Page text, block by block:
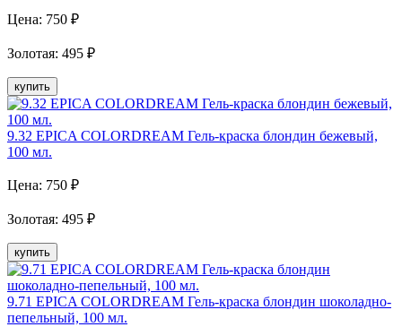
Цена: 750 ₽
Золотая: 495 ₽
купить
9.32 EPICA COLORDREAM Гель-краска блондин бежевый,
100 мл.
Цена: 750 ₽
Золотая: 495 ₽
купить
9.71 EPICA COLORDREAM Гель-краска блондин шоколадно-
пепельный, 100 мл.